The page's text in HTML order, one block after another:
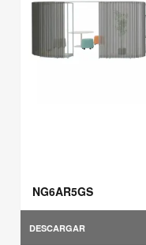
NG6AR5GS
DESCARGAR